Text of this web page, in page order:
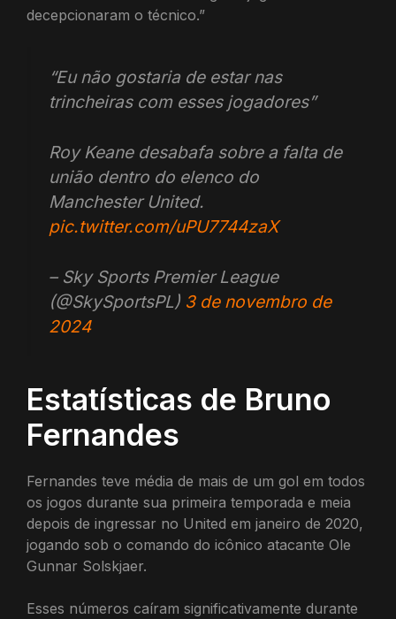
decepcionaram o técnico.”
“Eu não gostaria de estar nas
trincheiras com esses jogadores”
Roy Keane desabafa sobre a falta de
união dentro do elenco do
Manchester United.
pic.twitter.com/uPU7744zaX
– Sky Sports Premier League
(@SkySportsPL) 3 de novembro de
2024
Estatísticas de Bruno
Fernandes
Fernandes teve média de mais de um gol em todos
os jogos durante sua primeira temporada e meia
depois de ingressar no United em janeiro de 2020,
jogando sob o comando do icônico atacante Ole
Gunnar Solskjaer.
Esses números caíram significativamente durante